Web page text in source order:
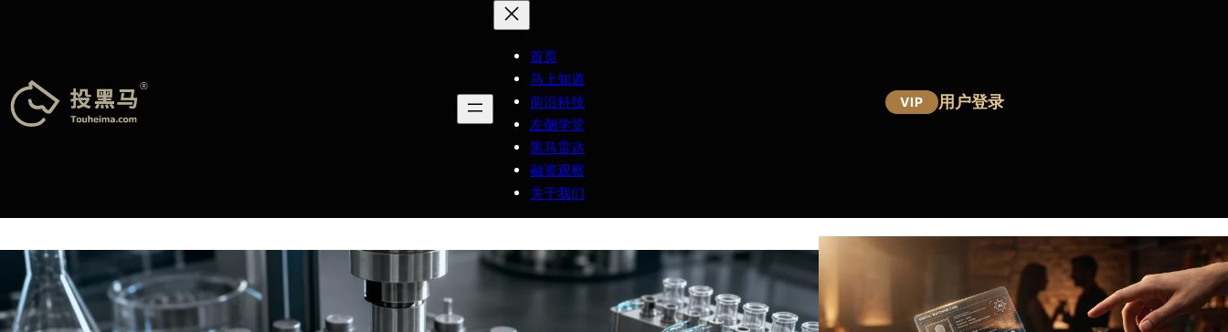
首页
马上知道
前沿科技
左侧学堂
黑马雷达
融资观察
关于我们
VIP 用户登录